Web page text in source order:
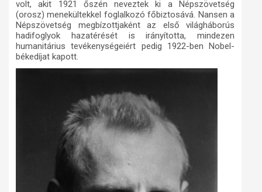
volt, akit 1921 őszén neveztek ki a Népszövetség
(orosz) menekültekkel foglalkozó főbiztosává. Nansen a
Népszövetség megbízottjaként az első világháborús
hadifoglyok hazatérését is irányította, mindezen
humanitárius tevékenységeiért pedig 1922-ben Nobel-
békedíjat kapott.